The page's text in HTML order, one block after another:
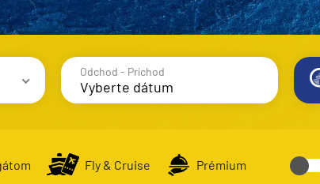
Odchod - Príchod
Fly & Cruise Prémium